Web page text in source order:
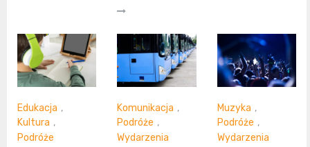
Edukacja ,
Kultura ,
Podróże
Komunikacja ,
Podróże ,
Wydarzenia
Muzyka ,
Podróże ,
Wydarzenia